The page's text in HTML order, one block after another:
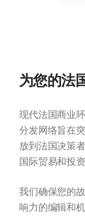
为您的法
现代法国商业
分发网络旨在
放到法国决策
国际贸易和投资
我们确保您的
响力的编辑和